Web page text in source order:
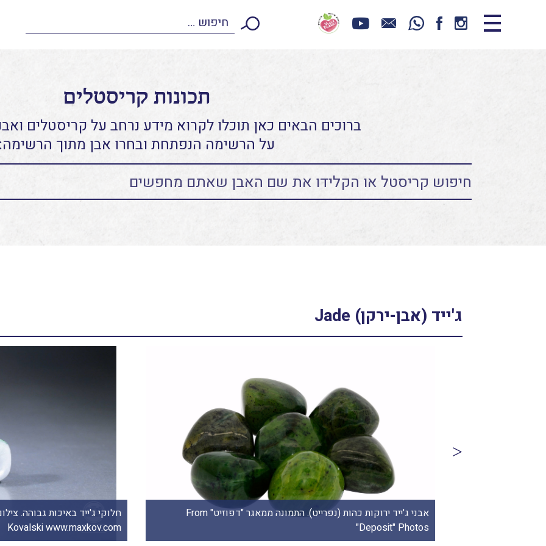
תכונות קריסטלים
ברוכים הבאים כאן תוכלו לקרוא מידע נרחב על קריסטלים
על הרשימה הנפתחת ובחרו אבן מתוך הרשימה:
ג'ייד (אבן-ירקן) Jade
"Deposit" Photos
חלוק של ג'ייד ירוקה בהירה (ג'דייט). התמונה ממאגר "דפוזיט" From
"Deposit" Photos